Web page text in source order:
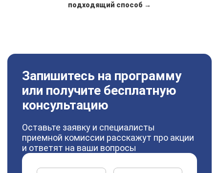
подходящий способ →
Запишитесь на программу
или получите бесплатную
консультацию
Оставьте заявку и специалисты
приемной комиссии расскажут про акции
и ответят на ваши вопросы